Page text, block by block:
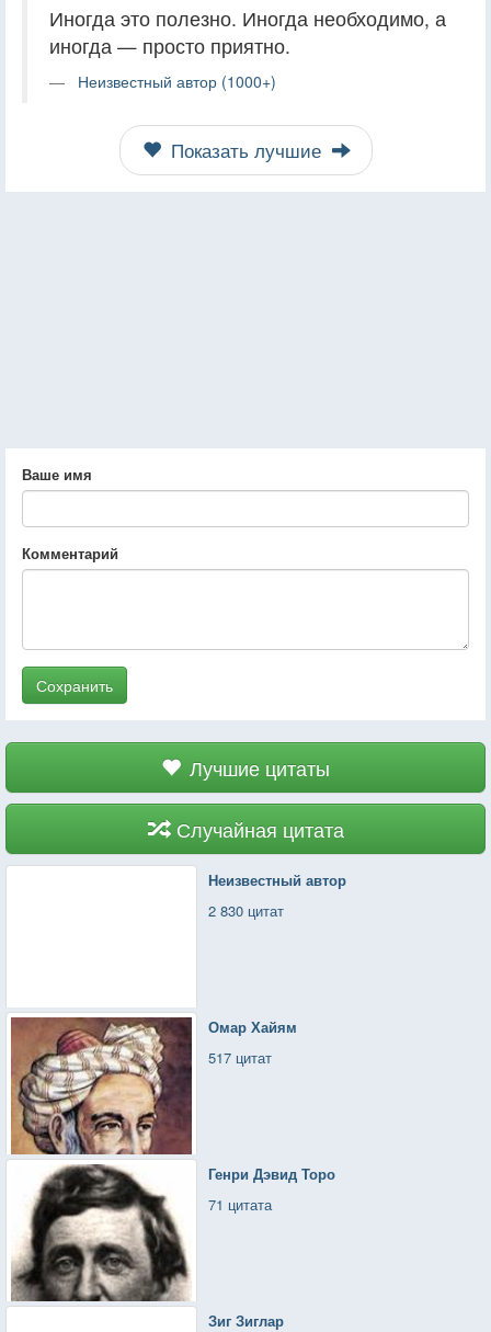
Иногда это полезно. Иногда необходимо, а
иногда — просто приятно.
Неизвестный автор (1000+)
Показать лучшие
Ваше имя
Комментарий
Сохранить
Лучшие цитаты
Случайная цитата
Неизвестный автор
2 830 цитат
Омар Хайям
517 цитат
Генри Дэвид Торо
71 цитата
Зиг Зиглар